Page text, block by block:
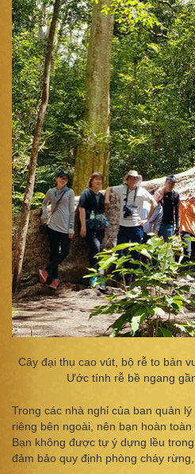
Cây đại thụ cao vút, bộ rễ to bản
Ước tính rễ bề ngang
Trong các nhà nghỉ của ban quản
riêng bên ngoài, nên bạn hoàn
Bạn không được tự ý dựng lều
đảm bảo quy định phòng cháy